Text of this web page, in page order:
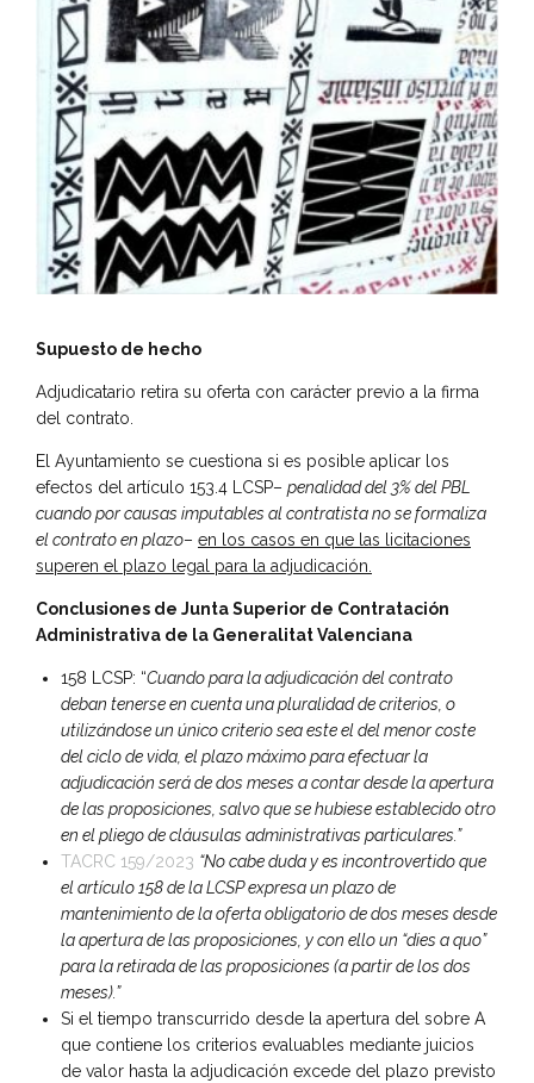
Supuesto de hecho
Adjudicatario retira su oferta con carácter previo a la firma
del contrato.
El Ayuntamiento se cuestiona si es posible aplicar los
efectos del artículo 153.4 LCSP– penalidad del 3% del PBL
cuando por causas imputables al contratista no se formaliza
el contrato en plazo– en los casos en que las licitaciones
superen el plazo legal para la adjudicación.
Conclusiones de Junta Superior de Contratación
Administrativa de la Generalitat Valenciana
158 LCSP: “Cuando para la adjudicación del contrato
deban tenerse en cuenta una pluralidad de criterios, o
utilizándose un único criterio sea este el del menor coste
del ciclo de vida, el plazo máximo para efectuar la
adjudicación será de dos meses a contar desde la apertura
de las proposiciones, salvo que se hubiese establecido otro
en el pliego de cláusulas administrativas particulares.”
TACRC 159/2023 “No cabe duda y es incontrovertido que
el artículo 158 de la LCSP expresa un plazo de
mantenimiento de la oferta obligatorio de dos meses desde
la apertura de las proposiciones, y con ello un “dies a quo”
para la retirada de las proposiciones (a partir de los dos
meses).”
Si el tiempo transcurrido desde la apertura del sobre A
que contiene los criterios evaluables mediante juicios
de valor hasta la adjudicación excede del plazo previsto